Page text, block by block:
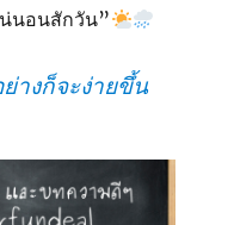
นอนสักวัน”
างก็จะง่ายขึ้น